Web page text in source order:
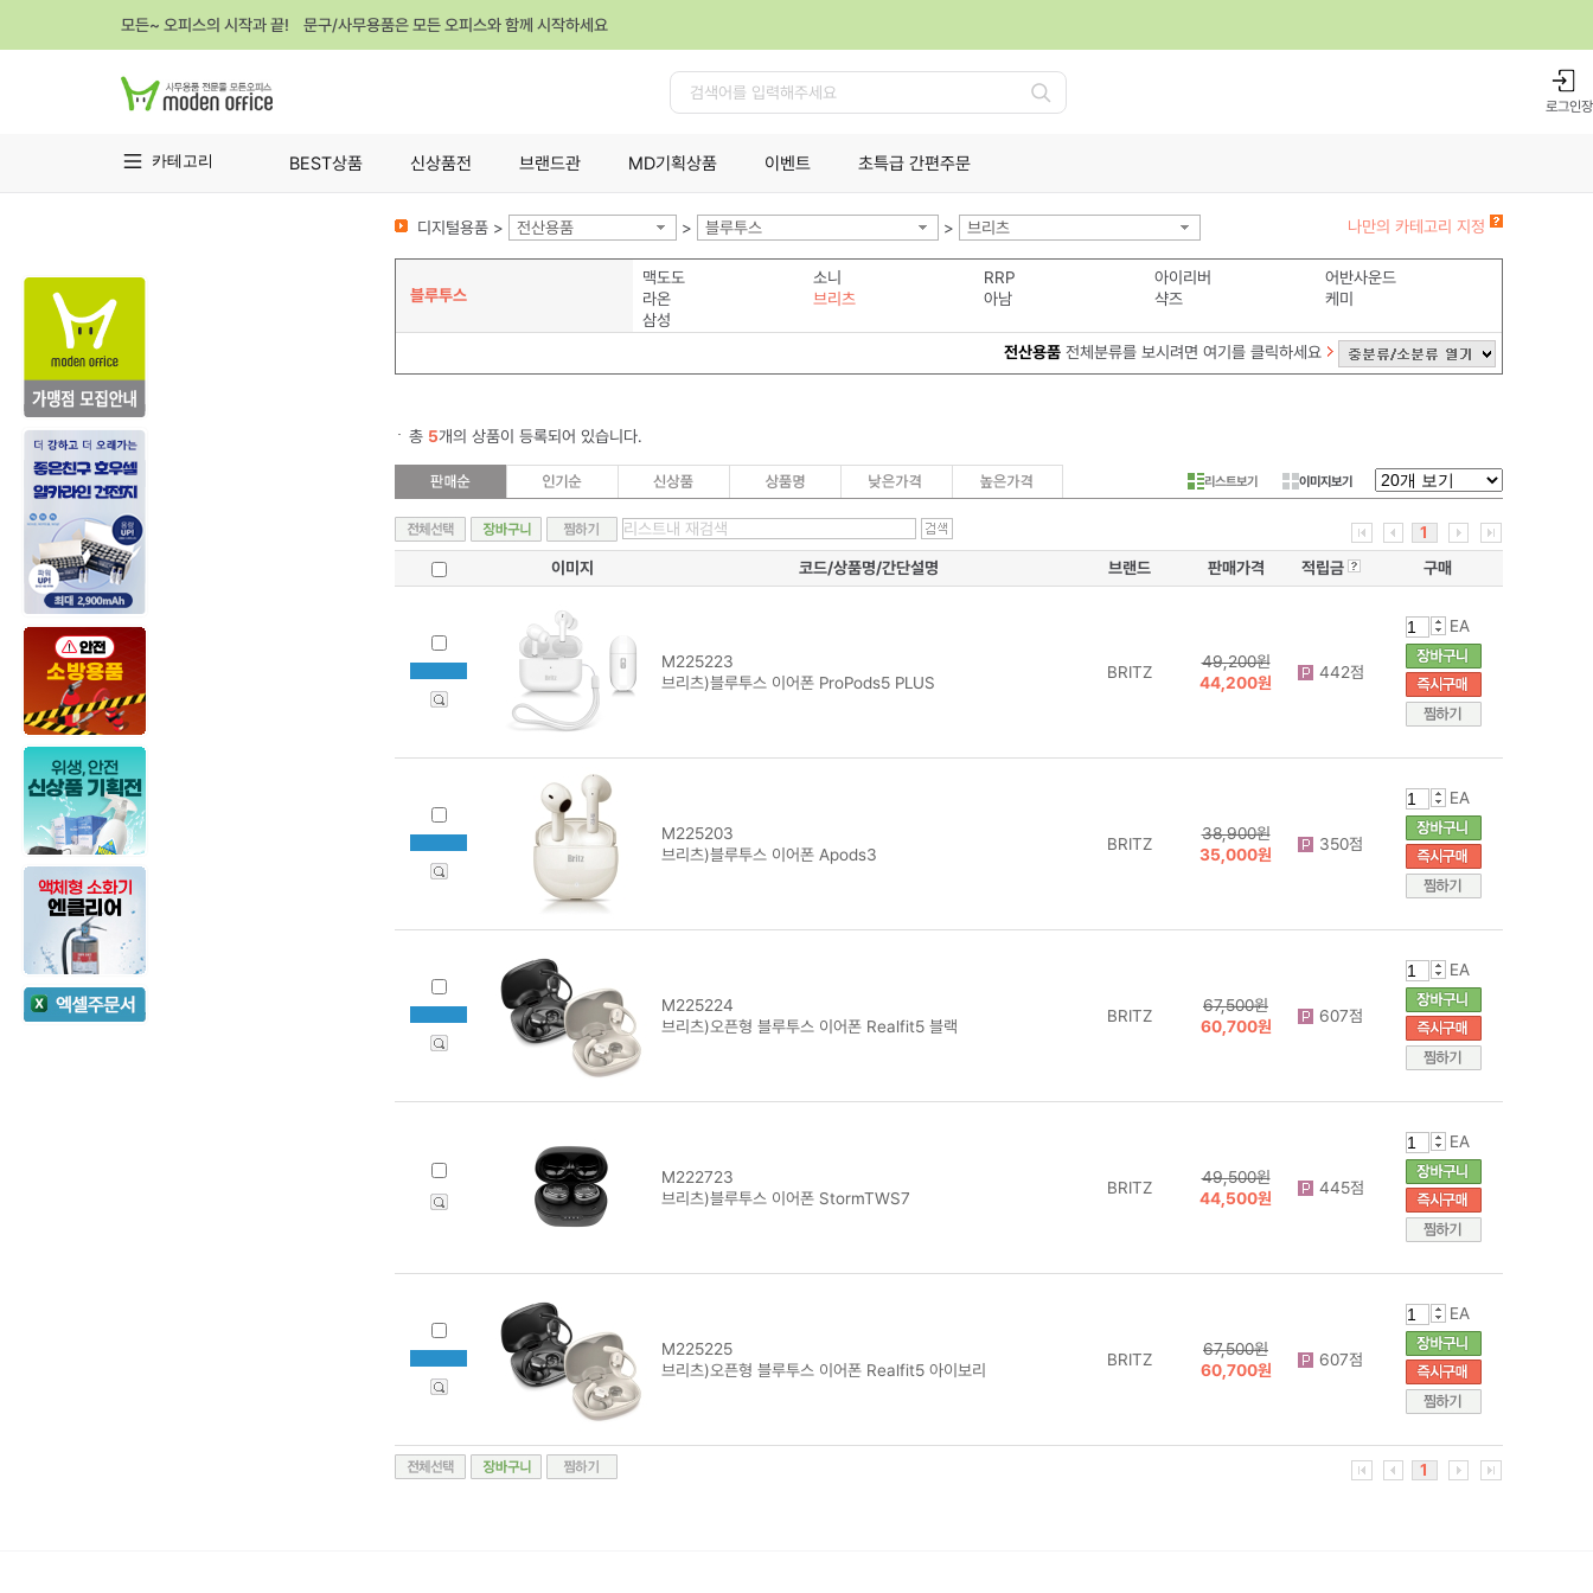
모든~ 오피스의 시작과 끝! 문구/사무용품은 모든 오피스와 함께 시작하세요
검
로그인
카테고리 BEST상품 신상품전 브랜드관 MD기획상품 이벤트 초특급 간편주문
디지털용품 > 전산용품 > 블루투스 > 브리츠 나만의 카테고리 지정
블루투스
맥도도 소니 RRP 아이리버
어반사운드
라온
브리츠 아남 샥즈
케미
삼성
전산용품전체분류를 보시려면 여기를 클릭하세요
총 5개의 상품이 등록되어 있습니다.
리스트보기 이미지보기
1
이미지
코드/상품명/간단설명 브랜드 판매가격 적립금 구매
M225223
브리츠)블루투스 이어폰 ProPods5 PLUS
BRITZ
49,200원
44,200원
442점
EA
M225203
브리츠)블루투스 이어폰 Apods3
BRITZ
38,900원
35,000원
350점
EA
M225224
브리츠)오픈형 블루투스 이어폰 Realfit5 블랙
BRITZ
67,500원
60,700원
607점
EA
M222723
브리츠)블루투스 이어폰 StormTWS7
BRITZ
49,500원
44,500원
445점
EA
M225225
브리츠)오픈형 블루투스 이어폰 Realfit5 아이보리
BRITZ
67,500원
60,700원
607점
EA
1